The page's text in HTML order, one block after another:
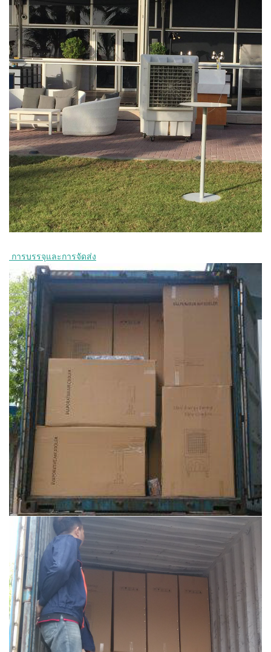
การบรรจุและการจัดส่ง